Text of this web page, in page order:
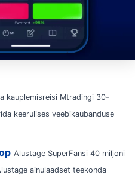
kauplemisreisi Mtradingi 30-
keerulises veebikaubanduse
Alustage SuperFansi 40 miljoni
ainulaadset teekonda